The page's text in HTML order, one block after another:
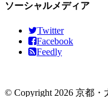
ソーシャルメディア
Twitter
Facebook
Feedly
© Copyright 2026 京都